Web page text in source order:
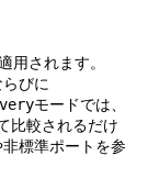
されます。
びに
モードでは、
比較されるだけ
標準ポートを参